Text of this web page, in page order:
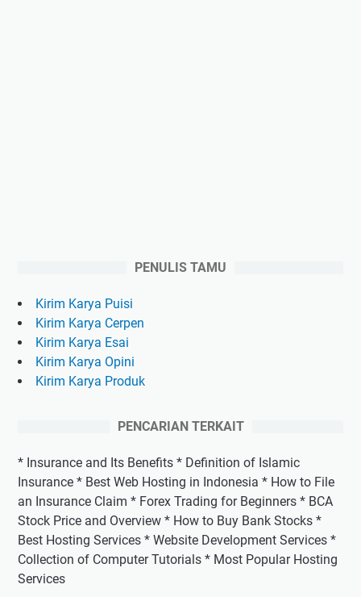
PENULIS TAMU
Kirim Karya Puisi
Kirim Karya Cerpen
Kirim Karya Esai
Kirim Karya Opini
Kirim Karya Produk
PENCARIAN TERKAIT
* Insurance and Its Benefits * Definition of Islamic
Insurance * Best Web Hosting in Indonesia * How to File
an Insurance Claim * Forex Trading for Beginners * BCA
Stock Price and Overview * How to Buy Bank Stocks *
Best Hosting Services * Website Development Services *
Collection of Computer Tutorials * Most Popular Hosting
Services